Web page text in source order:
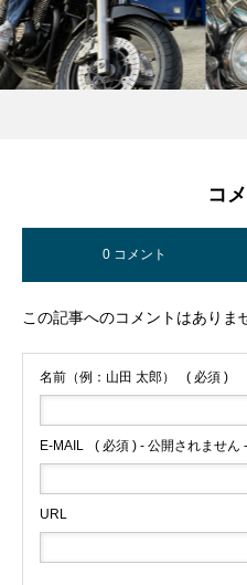
コ
0 コメント
この記事へのコメントはありま
名前（例：山田 太郎） ( 必須 )
E-MAIL ( 必須 ) - 公開されません -
URL